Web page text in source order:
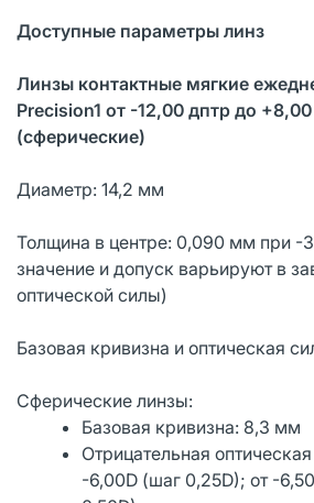
Доступные параметры линз
Линзы контактные мягкие
Precision1 от -12,00 дптр до
(сферические)
Диаметр: 14,2 мм
Толщина в центре: 0,090 мм при -
значение и допуск варьируют в
оптической силы)
Базовая кривизна и оптическая
Сферические линзы:
Базовая кривизна: 8,3 мм
Отрицательная
-6,00D (шаг 0,25D); от -